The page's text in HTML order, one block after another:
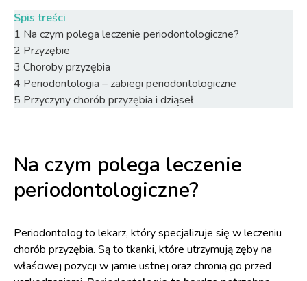
Spis treści
1 Na czym polega leczenie periodontologiczne?
2 Przyzębie
3 Choroby przyzębia
4 Periodontologia – zabiegi periodontologiczne
5 Przyczyny chorób przyzębia i dziąseł
Na czym polega leczenie
periodontologiczne?
Periodontolog to lekarz, który specjalizuje się w leczeniu
chorób przyzębia. Są to tkanki, które utrzymują zęby na
właściwej pozycji w jamie ustnej oraz chronią go przed